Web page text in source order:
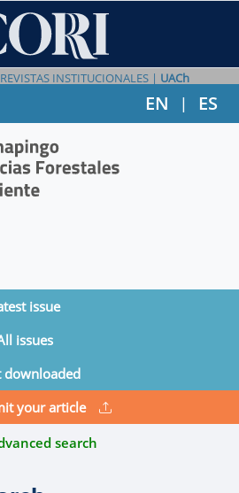
INSTITUCIONALES | UACh
EN | ES
issue
issues
downloaded
your article
search